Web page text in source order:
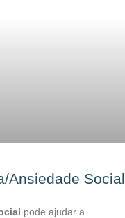
Ansiedade Social
pode ajudar a